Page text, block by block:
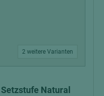
2 weitere Varianten
Natural